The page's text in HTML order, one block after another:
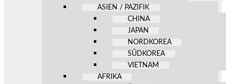
ASIEN / PAZIFIK
CHINA
JAPAN
NORDKOREA
SÜDKOREA
VIETNAM
AFRIKA